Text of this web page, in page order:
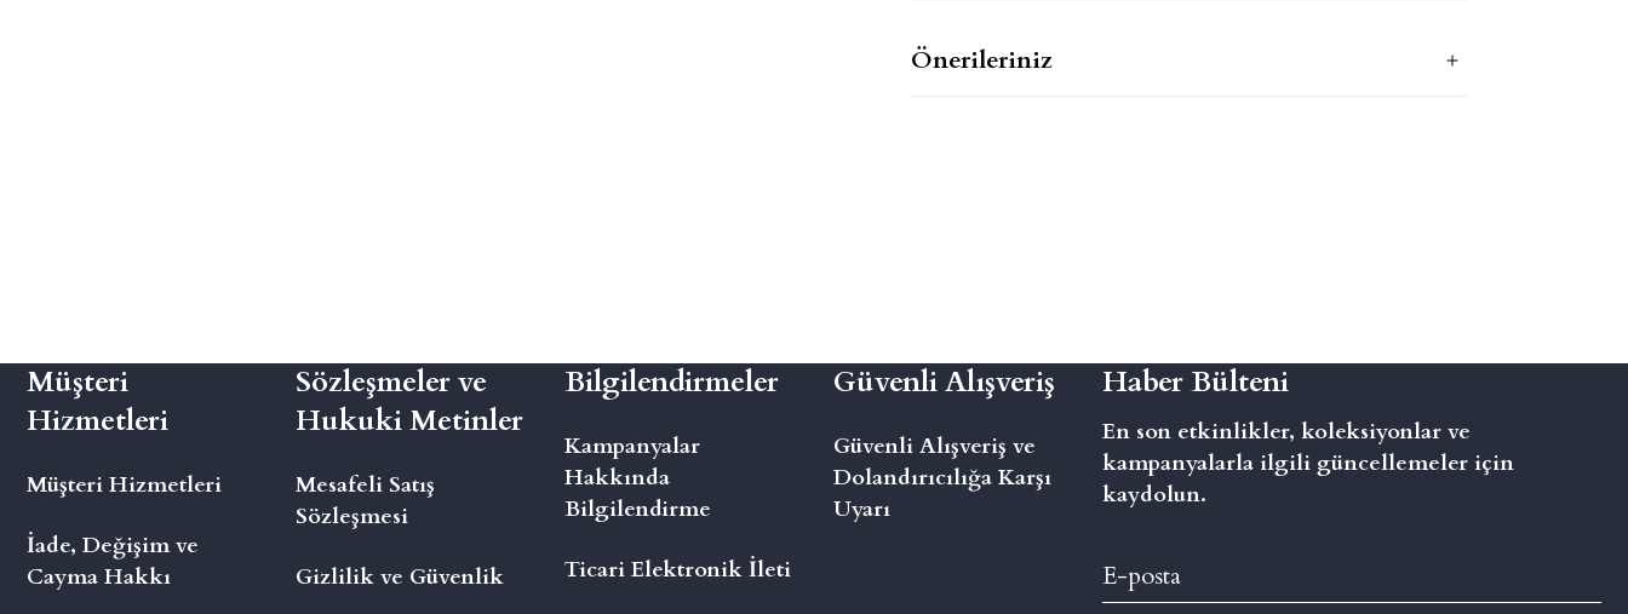
Önerileriniz
Müşteri
Hizmetleri
Müşteri Hizmetleri
İade, Değişim ve
Cayma Hakkı
Sözleşmeler ve
Hukuki Metinler
Mesafeli Satış
Sözleşmesi
Gizlilik ve Güvenlik
Bilgilendirmeler
Kampanyalar
Hakkında
Bilgilendirme
Ticari Elektronik İleti
Güvenli Alışveriş
Güvenli Alışveriş ve
Dolandırıcılığa Karşı
Uyarı
Haber Bülteni
En son etkinlikler, koleksiyonlar ve
kampanyalarla ilgili güncellemeler için
kaydolun.